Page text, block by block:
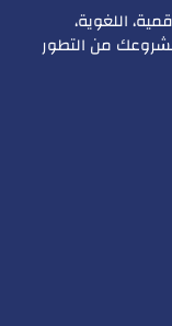
اللغوية،
مشروعك من التطور